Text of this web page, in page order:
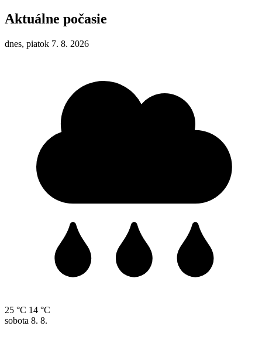
Aktuálne počasie
dnes, piatok 7. 8. 2026
25 °C 14 °C
sobota 8. 8.